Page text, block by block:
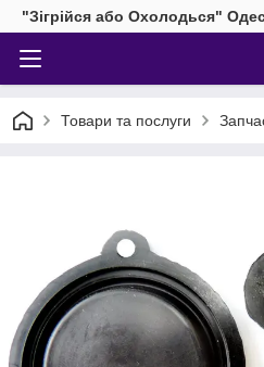
"Зігрійся або Охолодься"
Товари та послуги